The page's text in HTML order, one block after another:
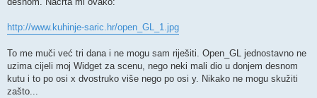
http://www.kuhinje-saric.hr/open_GL_1.jpg
To me muči već tri dana i ne mogu sam riješiti. Open_GL jednostavno ne
uzima cijeli moj Widget za scenu, nego neki mali dio u donjem desnom
kutu i to po osi x dvostruko više nego po osi y. Nikako ne mogu skužiti
zašto...